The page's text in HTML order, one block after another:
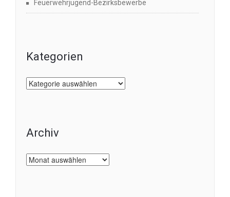
Feuerwehrjugend-Bezirksbewerbe
Kategorien
Kategorien
Archiv
Archiv